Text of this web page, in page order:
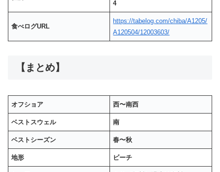
4
食べログURL
https://tabelog.com/chiba/A1205/
A120504/12003603/
【まとめ】
オフショア 西〜南西
ベストスウェル 南
ベストシーズン 春〜秋
地形 ビーチ